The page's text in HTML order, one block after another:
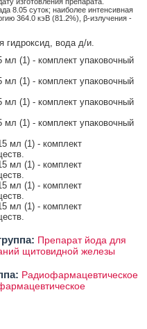
8.05 суток; наиболее интенсивная
364.0 кэВ (81.2%), β-излучения -
гидроксид, вода д/и.
(1) - комплект упаковочный
(1) - комплект упаковочный
(1) - комплект упаковочный
(1) - комплект упаковочный
мл (1) - комплект
мл (1) - комплект
мл (1) - комплект
мл (1) - комплект
Препарат йода для
щитовидной железы
Радиофармацевтическое